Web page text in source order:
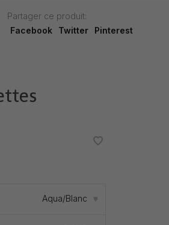
Partager ce produit:
Facebook
Twitter Pinterest
Aqua/Blanc ▾